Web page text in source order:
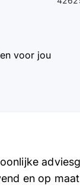
voor jou
en op